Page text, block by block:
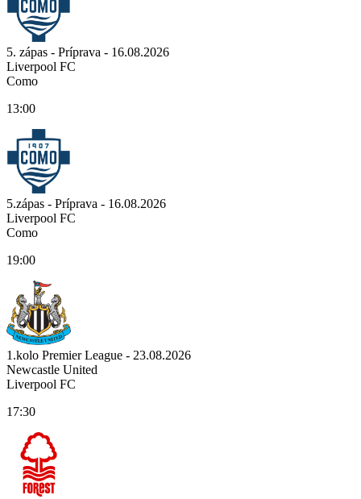
5. zápas - Príprava - 16.08.2026
Liverpool FC
Como
13:00
5.zápas - Príprava - 16.08.2026
Liverpool FC
Como
19:00
1.kolo Premier League - 23.08.2026
Newcastle United
Liverpool FC
17:30